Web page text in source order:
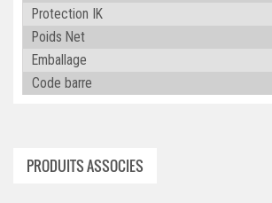
Protection IK
Poids Net
Emballage
Code barre
PRODUITS ASSOCIES